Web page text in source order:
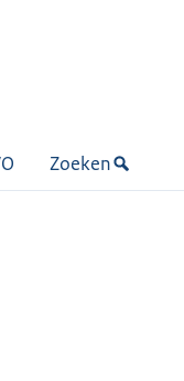
Zoeken